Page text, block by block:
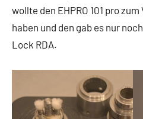
wollte den EHPRO 101 pro
haben und den gab es nur
Lock RDA.